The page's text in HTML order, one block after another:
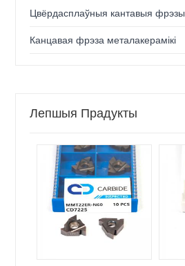
Цвёрдасплаўныя кантавыя фрэзы
Канцавая фрэза металакерамікі
Лепшыя Прадукты